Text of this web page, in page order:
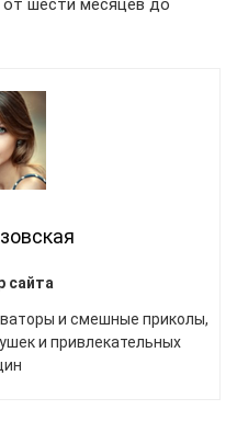
шести месяцев до
сайта
и смешные приколы,
и привлекательных